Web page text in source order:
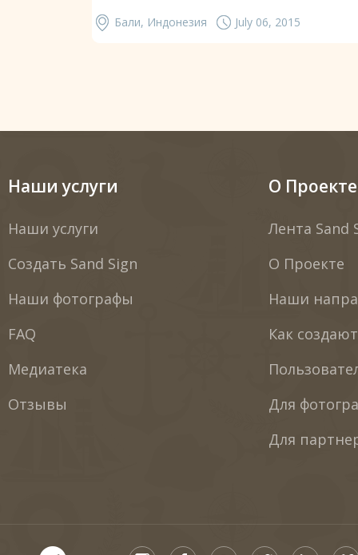
Бали, Индонезия July 06, 2015
Наши услуги
Наши услуги
Создать Sand Sign
Наши фотографы
FAQ
Медиатека
Отзывы
О Проекте
Лента Sand
О Проекте
Наши
Как
Для
Для